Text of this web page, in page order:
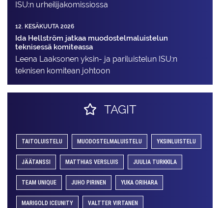
ISU:n urheilija­komissiossa
12. KESÄKUUTA 2026
Ida Hellström jatkaa muodostelmaluistelun
teknisessä komiteassa
Leena Laaksonen yksin- ja pariluistelun ISU:n
teknisen komitean johtoon
TAGIT
TAITOLUISTELU MUODOSTELMALUISTELU YKSINLUISTELU
JÄÄTANSSI MATTHIAS VERSLUIS JUULIA TURKKILA
TEAM UNIQUE JUHO PIRINEN YUKA ORIHARA
MARIGOLD ICEUNITY VALTTER VIRTANEN